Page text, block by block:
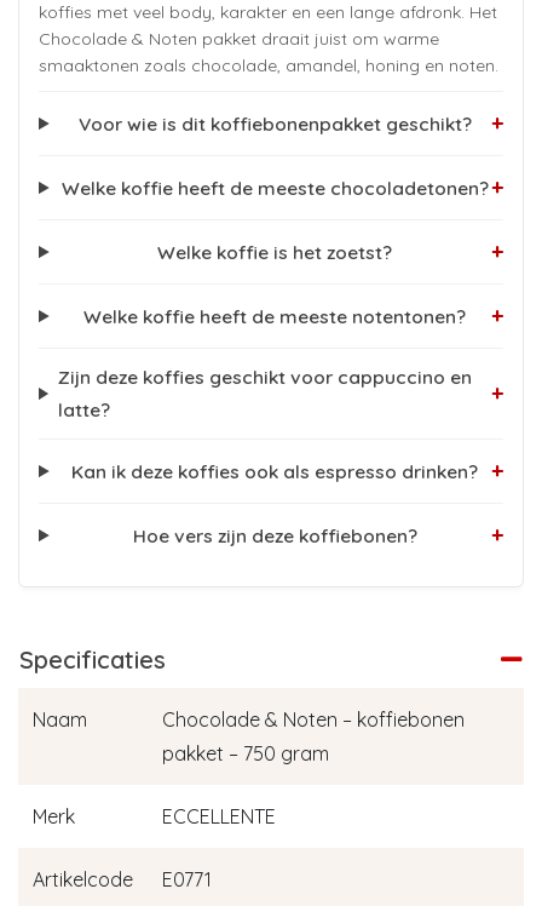
koffies met veel body, karakter en een lange afdronk. Het
Chocolade & Noten pakket draait juist om warme
smaaktonen zoals chocolade, amandel, honing en noten.
Voor wie is dit koffiebonenpakket geschikt? +
Welke koffie heeft de meeste chocoladetonen?+
Welke koffie is het zoetst? +
Welke koffie heeft de meeste notentonen? +
Zijn deze koffies geschikt voor cappuccino en
latte?
+
Kan ik deze koffies ook als espresso drinken? +
Hoe vers zijn deze koffiebonen? +
Specificaties
Naam
Chocolade & Noten – koffiebonen
pakket – 750 gram
Merk ECCELLENTE
Artikelcode E0771